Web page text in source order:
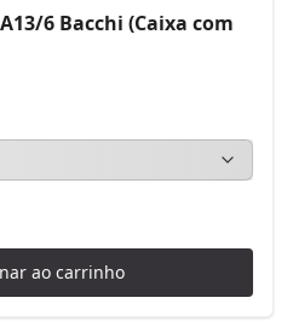
6 Bacchi (Caixa com
ao carrinho